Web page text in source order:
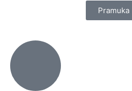
Pramuka